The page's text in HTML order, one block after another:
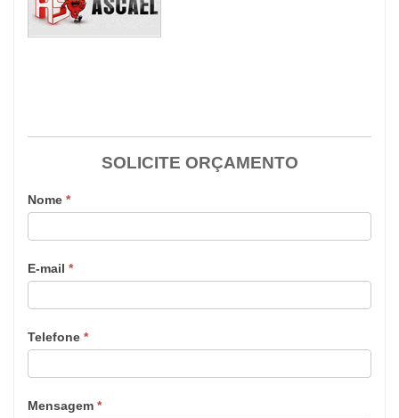
SOLICITE ORÇAMENTO
Nome *
E-mail *
Telefone *
Mensagem *